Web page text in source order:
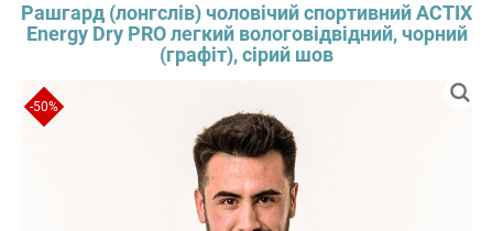
Рашгард (лонгслів) чоловічий спортивний ACTIX
Energy Dry PRO легкий вологовідвідний, чорний
(графіт), сірий шов
-50%